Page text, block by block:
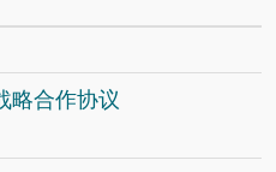
略合作协议